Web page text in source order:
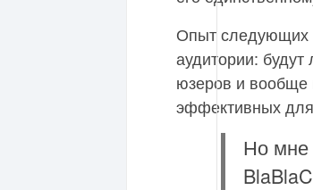
Опыт следующих
аудитории:
юзеров и вообще
эффективных
Но мне